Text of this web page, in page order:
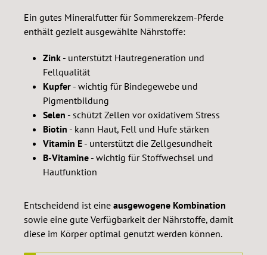
Ein gutes Mineralfutter für Sommerekzem-Pferde
enthält gezielt ausgewählte Nährstoffe:
Zink - unterstützt Hautregeneration und
Fellqualität
Kupfer - wichtig für Bindegewebe und
Pigmentbildung
Selen - schützt Zellen vor oxidativem Stress
Biotin - kann Haut, Fell und Hufe stärken
Vitamin E - unterstützt die Zellgesundheit
B-Vitamine - wichtig für Stoffwechsel und
Hautfunktion
Entscheidend ist eine ausgewogene Kombination
sowie eine gute Verfügbarkeit der Nährstoffe, damit
diese im Körper optimal genutzt werden können.